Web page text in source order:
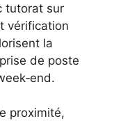
tutorat sur
vérification
la
de poste
proximité,